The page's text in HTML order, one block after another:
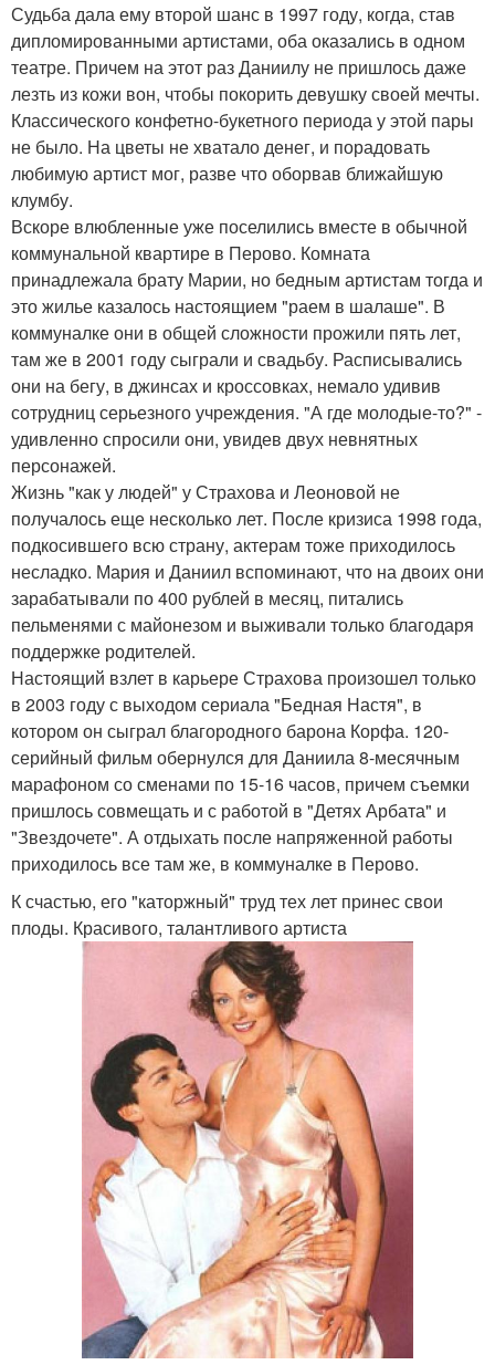
Судьба дала ему второй шанс в 1997 году, когда, став
дипломированными артистами, оба оказались в одном
театре. Причем на этот раз Даниилу не пришлось даже
лезть из кожи вон, чтобы покорить девушку своей мечты.
Классического конфетно-букетного периода у этой пары
не было. На цветы не хватало денег, и порадовать
любимую артист мог, разве что оборвав ближайшую
клумбу.
Вскоре влюбленные уже поселились вместе в обычной
коммунальной квартире в Перово. Комната
принадлежала брату Марии, но бедным артистам тогда и
это жилье казалось настоящием "раем в шалаше". В
коммуналке они в общей сложности прожили пять лет,
там же в 2001 году сыграли и свадьбу. Расписывались
они на бегу, в джинсах и кроссовках, немало удивив
сотрудниц серьезного учреждения. "А где молодые-то?" -
удивленно спросили они, увидев двух невнятных
персонажей.
Жизнь "как у людей" у Страхова и Леоновой не
получалось еще несколько лет. После кризиса 1998 года,
подкосившего всю страну, актерам тоже приходилось
несладко. Мария и Даниил вспоминают, что на двоих они
зарабатывали по 400 рублей в месяц, питались
пельменями с майонезом и выживали только благодаря
поддержке родителей.
Настоящий взлет в карьере Страхова произошел только
в 2003 году с выходом сериала "Бедная Настя", в
котором он сыграл благородного барона Корфа. 120-
серийный фильм обернулся для Даниила 8-месячным
марафоном со сменами по 15-16 часов, причем съемки
пришлось совмещать и с работой в "Детях Арбата" и
"Звездочете". А отдыхать после напряженной работы
приходилось все там же, в коммуналке в Перово.
К счастью, его "каторжный" труд тех лет принес свои
плоды. Красивого, талантливого артиста